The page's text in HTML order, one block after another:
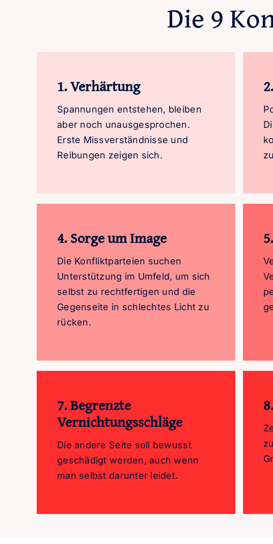
Die 9
1. Verhärtung
Spannungen entstehen, bleiben
aber noch unausgesprochen.
Erste Missverständnisse und
Reibungen zeigen sich.
4. Sorge um Image
Die Konfliktparteien suchen
Unterstützung im Umfeld, um sich
selbst zu rechtfertigen und die
Gegenseite in schlechtes Licht zu
rücken.
7. Begrenzte
Vernichtungsschläge
Die andere Seite soll bewusst
geschädigt werden, auch wenn
man selbst darunter leidet.